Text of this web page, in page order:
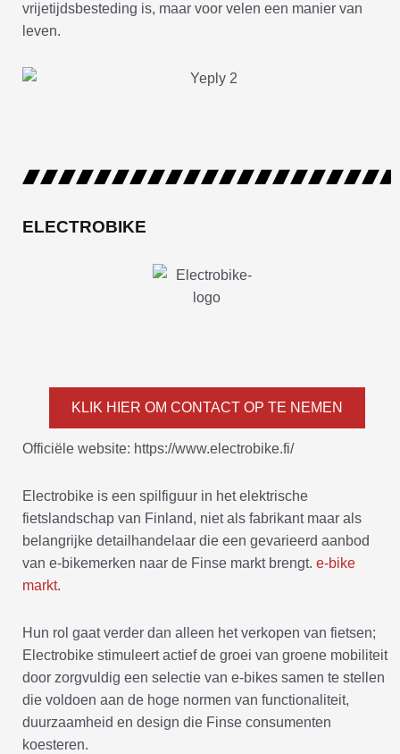
vrijetijdsbesteding is, maar voor velen een manier van
leven.
ELECTROBIKE
KLIK HIER OM CONTACT OP TE NEMEN
Officiële website: https://www.electrobike.fi/
Electrobike is een spilfiguur in het elektrische
fietslandschap van Finland, niet als fabrikant maar als
belangrijke detailhandelaar die een gevarieerd aanbod
van e-bikemerken naar de Finse markt brengt. e-bike
markt.
Hun rol gaat verder dan alleen het verkopen van fietsen;
Electrobike stimuleert actief de groei van groene mobiliteit
door zorgvuldig een selectie van e-bikes samen te stellen
die voldoen aan de hoge normen van functionaliteit,
duurzaamheid en design die Finse consumenten
koesteren.